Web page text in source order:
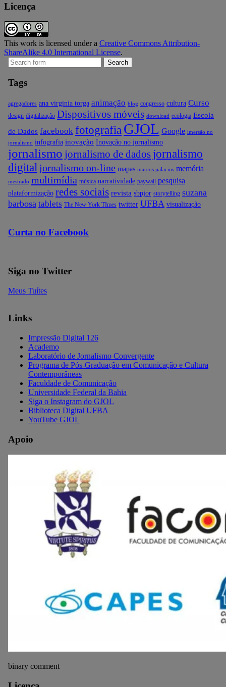
Licença
This work is licensed under a Creative Commons Attribution-
ShareAlike 4.0 International License.
Search
for:
Tags
agregadores ana virginia torga animação blog congresso cultura Curso
design digitalização Dispositivos móveis download ecologia Escola
de Dados facebook fotografia GJOL Google imersão no
jornalismo infografia inovação Inovação no jornalismo
jornalismo jornalismo de dados jornalismo
digital jornalismo on-line mapas marcos palacios memória
mestrado multimídia música narratividade paywall pesquisa
plataformização redes sociais revista sbpjor storytelling suzana
barbosa tablets The New York TImes twitter UFBA visualização
Curta no Facebook
Siga no Twitter
Meus Tuítes
Links
Impressão Digital 126
Academo
Laboratório de Jornalismo Convergente
Programa de Pós-Graduação em Comunicação e Cultura
Contemporâneas
Faculdade de Comunicação
Universidade Federal da Bahia
Siga o Instagram do GJOL
Biblioteca Digital UFBA
YouTube GJOL
Apoio
binary comment